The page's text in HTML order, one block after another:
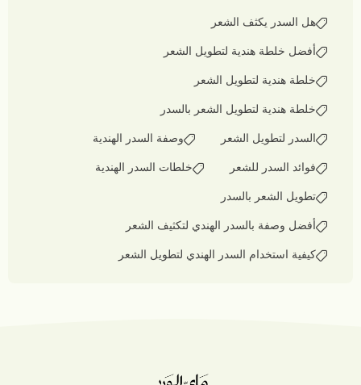
هل السدر يكثف الشعر
أفضل خلطة هندية لتطويل الشعر
خلطة هندية لتطويل الشعر
خلطة هندية لتطويل الشعر بالسدر
السدر لتطويل الشعر وصفة السدر الهندية
فوائد السدر للشعر خلطات السدر الهندية
تطويل الشعر بالسدر
أفضل وصفة بالسدر الهندي لتكثيف الشعر
كيفية استخدام السدر الهندي لتطويل الشعر